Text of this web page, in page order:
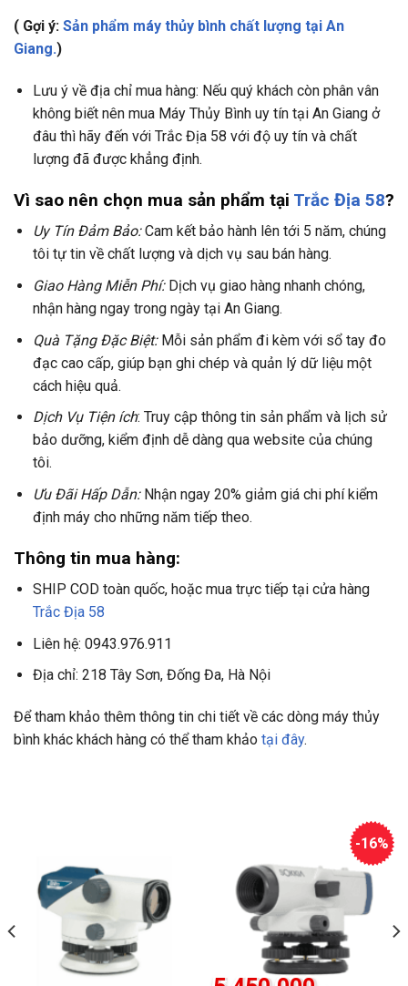
( Gợi ý: Sản phẩm máy thủy bình chất lượng tại An
Giang.)
Lưu ý về địa chỉ mua hàng: Nếu quý khách còn phân vân
không biết nên mua Máy Thủy Bình uy tín tại An Giang ở
đâu thì hãy đến với Trắc Địa 58 với độ uy tín và chất
lượng đã được khẳng định.
Vì sao nên chọn mua sản phẩm tại Trắc Địa 58?
Uy Tín Đảm Bảo:Cam kết bảo hành lên tới 5 năm, chúng
tôi tự tin về chất lượng và dịch vụ sau bán hàng.
Giao Hàng Miễn Phí: Dịch vụ giao hàng nhanh chóng,
nhận hàng ngay trong ngày tại An Giang.
Quà Tặng Đặc Biệt:Mỗi sản phẩm đi kèm với sổ tay đo
đạc cao cấp, giúp bạn ghi chép và quản lý dữ liệu một
cách hiệu quả.
Dịch Vụ Tiện ích: Truy cập thông tin sản phẩm và lịch sử
bảo dưỡng, kiểm định dễ dàng qua website của chúng
tôi.
Ưu Đãi Hấp Dẫn:Nhận ngay 20% giảm giá chi phí kiểm
định máy cho những năm tiếp theo.
Thông tin mua hàng:
SHIP COD toàn quốc, hoặc mua trực tiếp tại cửa hàng
Trắc Địa 58
Liên hệ: 0943.976.911
Địa chỉ: 218 Tây Sơn, Đống Đa, Hà Nội
Để tham khảo thêm thông tin chi tiết về các dòng máy thủy
bình khác khách hàng có thể tham khảo tại đây.
-16%